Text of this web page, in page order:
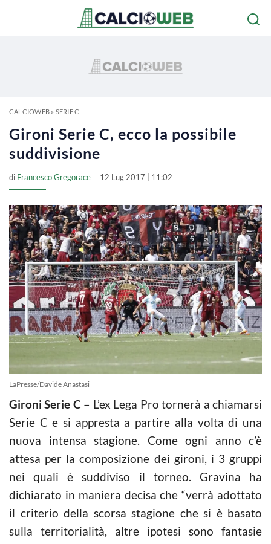
CALCIOWEB» SERIE C
Gironi Serie C, ecco la possibile
suddivisione
di Francesco Gregorace 12 Lug 2017 | 11:02
LaPresse/Davide Anastasi
Gironi Serie C – L’ex Lega Pro tornerà a chiamarsi
Serie C e si appresta a partire alla volta di una
nuova intensa stagione. Come ogni anno c’è
attesa per la composizione dei gironi, i 3 gruppi
nei quali è suddiviso il torneo. Gravina ha
dichiarato in maniera decisa che “verrà adottato
il criterio della scorsa stagione che si è basato
sulla territorialità, altre ipotesi sono fantasie